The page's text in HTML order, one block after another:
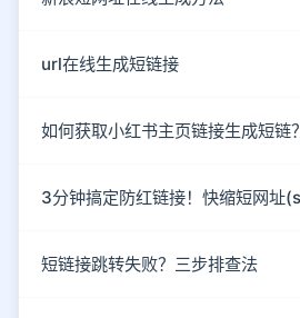
url在线生成短链接
如何获取小红书主页链接生成短链？
短链接跳转失败？三步排查法